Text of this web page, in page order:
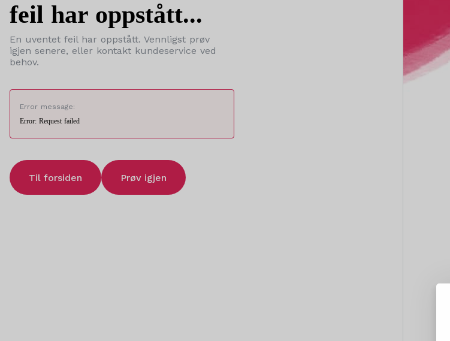
feil har oppstått...
En uventet feil har oppstått. Vennligst prøv
igjen senere, eller kontakt kundeservice ved
behov.
Error message:
Error: Request failed
Til forsiden Prøv igjen